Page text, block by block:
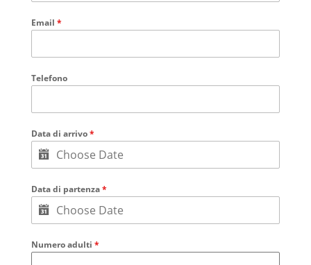
Email *
Telefono
Data di arrivo*
Data di partenza*
Numero adulti *